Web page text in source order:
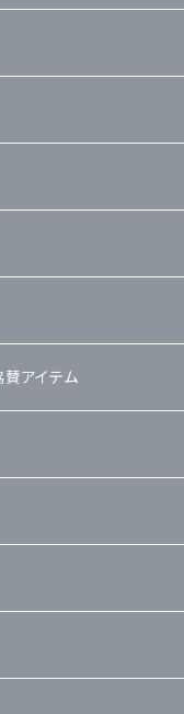
アイテム